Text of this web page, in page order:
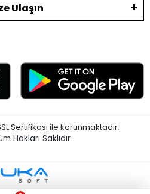
Ulaşın
Sertifikası ile korunmaktadır.
Hakları Saklıdır